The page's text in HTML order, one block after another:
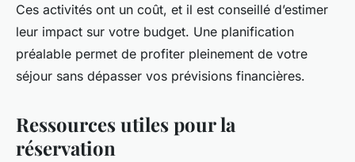
Ces activités ont un coût, et il est conseillé d’estimer
leur impact sur votre budget. Une planification
préalable permet de profiter pleinement de votre
séjour sans dépasser vos prévisions financières.
Ressources utiles pour la
réservation